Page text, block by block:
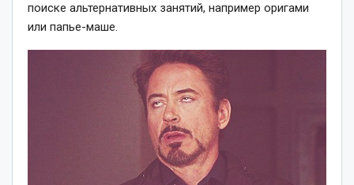
поиске альтернативных занятий, например оригами
или папье-маше.